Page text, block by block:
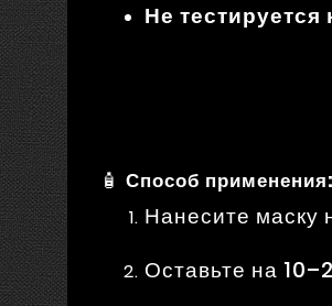
Не
🧴 Способ применения:
Нанесите маску
Оставьте на